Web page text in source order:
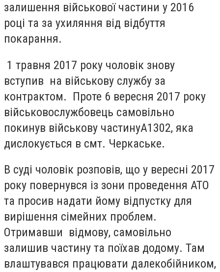
залишення військової частини у 2016
році та за ухиляння від відбуття
покарання.
1 травня 2017 року чоловік знову
вступив на військову службу за
контрактом. Проте 6 вересня 2017 року
військовослужбовець самовільно
покинув військову частинуА1302, яка
дислокується в смт. Черкаське.
В суді чоловік розповів, що у вересні 2017
року повернувся із зони проведення АТО
та просив надати йому відпустку для
вирішення сімейних проблем.
Отримавши відмову, самовільно
залишив частину та поїхав додому. Там
влаштувався працювати далекобійником,